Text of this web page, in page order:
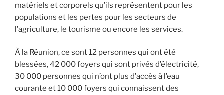
matériels et corporels qu’ils représentent pour les
populations et les pertes pour les secteurs de
l’agriculture, le tourisme ou encore les services.
À la Réunion, ce sont 12 personnes qui ont été
blessées, 42 000 foyers qui sont privés d’électricité,
30 000 personnes qui n’ont plus d’accès à l’eau
courante et 10 000 foyers qui connaissent des